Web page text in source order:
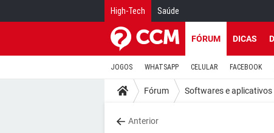
High-Tech Saúde
FÓRUM DICAS
JOGOS WHATSAPP CELULAR FACEBOOK
Fórum Softwares e aplicativos
Anterior